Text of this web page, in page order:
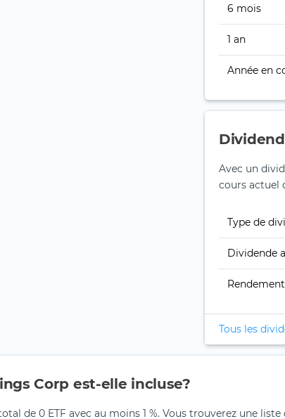
6 mois
1 an
Année en
Avec un
cours actuel
Type de
Dividende
Tous les
Corp est-elle incluse?
de 0 ETF avec au moins 1 %. Vous trouverez une liste